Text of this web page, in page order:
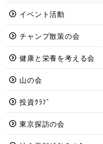
イベント活動
チャンプ散策の会
健康と栄養を考える会
山の会
投資ｸﾗﾌﾞ
東京探訪の会